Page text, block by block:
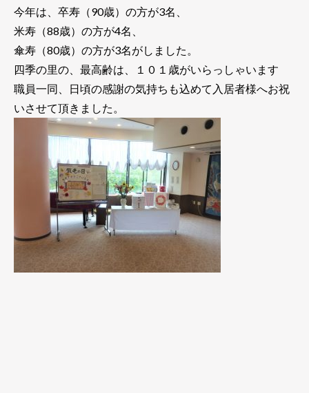
今年は、卒寿（90歳）の方が3名、
米寿（88歳）の方が4名、
傘寿（80歳）の方が3名がしました。
四季の里の、最高齢は、１０１歳がいらっしゃいます
職員一同、日頃の感謝の気持ちも込めて入居者様へお祝
いさせて頂きました。